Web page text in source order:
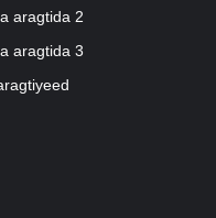
aragtida 2
aragtida 3